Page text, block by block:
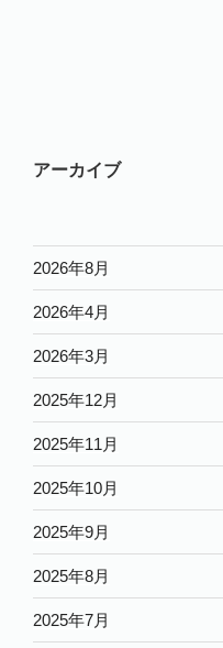
アーカイブ
2026年8月
2026年4月
2026年3月
2025年12月
2025年11月
2025年10月
2025年9月
2025年8月
2025年7月